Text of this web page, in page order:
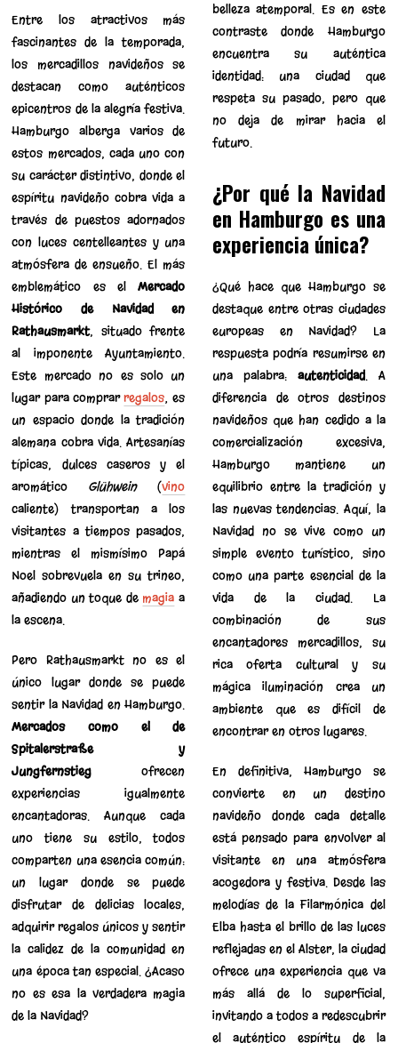
Entre los atractivos más
fascinantes de la temporada,
los mercadillos navideños se
destacan como auténticos
epicentros de la alegría festiva.
Hamburgo alberga varios de
estos mercados, cada uno con
su carácter distintivo, donde el
espíritu navideño cobra vida a
través de puestos adornados
con luces centelleantes y una
atmósfera de ensueño. El más
emblemático es elMercado
Histórico de Navidad en
Rathausmarkt, situado frente
al imponente Ayuntamiento.
Este mercado no es solo un
lugar para comprarregalos; es
un espacio donde la tradición
alemana cobra vida. Artesanías
típicas, dulces caseros y el
aromático Glühwein(vino
caliente) transportan a los
visitantes a tiempos pasados,
mientras el mismísimo Papá
Noel sobrevuela en su trineo,
añadiendo un toque de magia a
la escena.
Pero Rathausmarkt no es el
único lugar donde se puede
sentir la Navidad en Hamburgo.
Mercados como el de
Spitalerstraße y
Jungfernstieg ofrecen
experiencias igualmente
encantadoras. Aunque cada
uno tiene su estilo, todos
comparten una esencia común:
un lugar donde se puede
disfrutar de delicias locales,
adquirir regalos únicos y sentir
la calidez de la comunidad en
una época tan especial. ¿Acaso
no es esa la verdadera magia
de la Navidad?
belleza atemporal. Es en este
contraste donde Hamburgo
encuentra su auténtica
identidad: una ciudad que
respeta su pasado, pero que
no deja de mirar hacia el
futuro.
¿Por qué la Navidad
en Hamburgo es una
experiencia única?
¿Qué hace que Hamburgo se
destaque entre otras ciudades
europeas en Navidad? La
respuesta podría resumirse en
una palabra: autenticidad. A
diferencia de otros destinos
navideños que han cedido a la
comercialización excesiva,
Hamburgo mantiene un
equilibrio entre la tradición y
las nuevas tendencias. Aquí, la
Navidad no se vive como un
simple evento turístico, sino
como una parte esencial de la
vida de la ciudad. La
combinación de sus
encantadores mercadillos, su
rica oferta cultural y su
mágica iluminación crea un
ambiente que es difícil de
encontrar en otros lugares.
En definitiva, Hamburgo se
convierte en un destino
navideño donde cada detalle
está pensado para envolver al
visitante en una atmósfera
acogedora y festiva. Desde las
melodías de la Filarmónica del
Elba hasta el brillo de las luces
reflejadas en el Alster, la ciudad
ofrece una experiencia que va
más allá de lo superficial,
invitando a todos a redescubrir
el auténtico espíritu de la